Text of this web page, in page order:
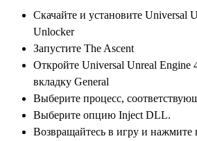
Скачайте и установите Universal
Unlocker
Запустите The Ascent
Откройте Universal Unreal Engine
вкладку General
Выберите процесс,
Выберите опцию Inject DLL.
Возвращайтесь в игру и нажмите